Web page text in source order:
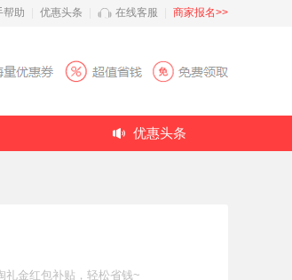
帮助 优惠头条 在线客服 商家报名>>
优惠头条
礼金红包补贴 ，轻松省钱~